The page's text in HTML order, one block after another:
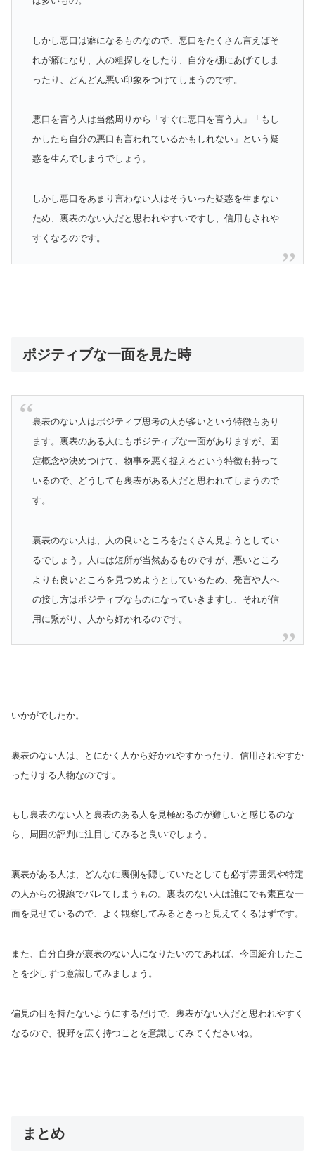
しかし悪口は癖になるものなので、悪口をたくさん言えばそ
れが癖になり、人の粗探しをしたり、自分を棚にあげてしま
ったり、どんどん悪い印象をつけてしまうのです。
悪口を言う人は当然周りから「すぐに悪口を言う人」「もし
かしたら自分の悪口も言われているかもしれない」という疑
惑を生んでしまうでしょう。
しかし悪口をあまり言わない人はそういった疑惑を生まない
ため、裏表のない人だと思われやすいですし、信用もされや
すくなるのです。
ポジティブな一面を見た時
裏表のない人はポジティブ思考の人が多いという特徴もあり
ます。裏表のある人にもポジティブな一面がありますが、固
定概念や決めつけて、物事を悪く捉えるという特徴も持って
いるので、どうしても裏表がある人だと思われてしまうので
す。
裏表のない人は、人の良いところをたくさん見ようとしてい
るでしょう。人には短所が当然あるものですが、悪いところ
よりも良いところを見つめようとしているため、発言や人へ
の接し方はポジティブなものになっていきますし、それが信
用に繋がり、人から好かれるのです。
いかがでしたか。
裏表のない人は、とにかく人から好かれやすかったり、信用されやすか
ったりする人物なのです。
もし裏表のない人と裏表のある人を見極めるのが難しいと感じるのな
ら、周囲の評判に注目してみると良いでしょう。
裏表がある人は、どんなに裏側を隠していたとしても必ず雰囲気や特定
の人からの視線でバレてしまうもの。裏表のない人は誰にでも素直な一
面を見せているので、よく観察してみるときっと見えてくるはずです。
また、自分自身が裏表のない人になりたいのであれば、今回紹介したこ
とを少しずつ意識してみましょう。
偏見の目を持たないようにするだけで、裏表がない人だと思われやすく
なるので、視野を広く持つことを意識してみてくださいね。
まとめ